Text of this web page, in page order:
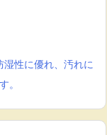
性に優れ、汚れに
。